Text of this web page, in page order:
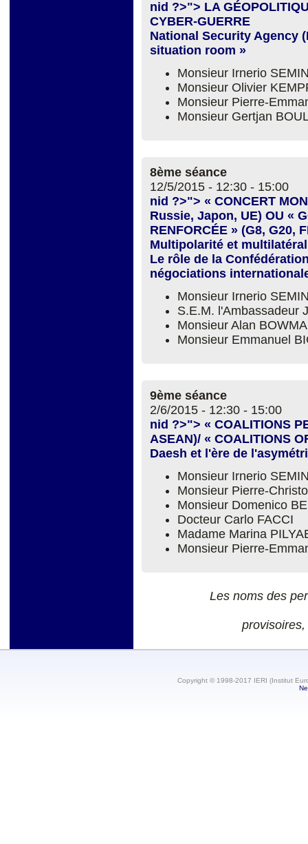
nid ?>"> LA
CYBER-GUERRE
National Security Agency
situation room »
Monsieur Irnerio
Monsieur Olivier
Monsieur Pierre-
Monsieur Gertjan
8ème séance
12/5/2015 - 12:30 - 15:00
nid ?>"> « CONCERT
Russie, Japon, UE) OU «
RENFORCÉE » (G8, G20,
Multipolarité et
Le rôle de la
négociations
Monsieur Irnerio
S.E.M. l'Ambassadeur
Monsieur Alan
Monsieur Emmanuel
9ème séance
2/6/2015 - 12:30 - 15:00
nid ?>"> « COALITIONS
ASEAN)/ « COALITIONS
Daesh et l'ère de
Monsieur Irnerio
Monsieur Pierre-
Monsieur Domenico
Docteur Carlo FACCI
Madame Marina
Monsieur Pierre-
Les noms des
Copyright © 1998-2017 IERI (Institut